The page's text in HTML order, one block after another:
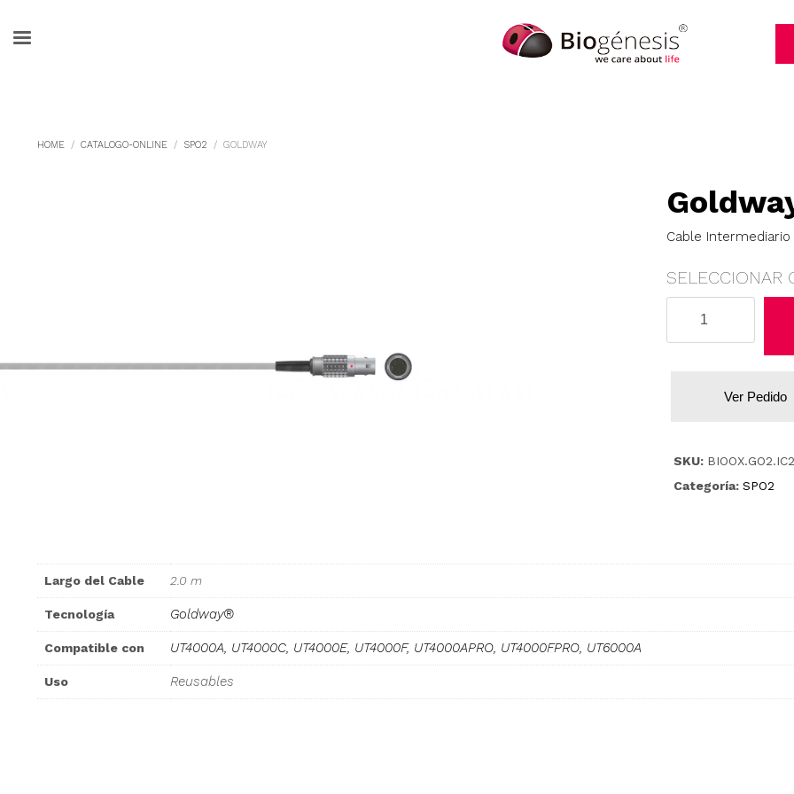
HOME CATALOGO-ONLINE SPO2 GOLDWAY
Cable
SELECCIONAR
Ver Pedido
SKU: BIOOX.GO2.IC2
Categoría: SPO2
Largo del Cable 2.0 m
Tecnología Goldway®
Compatible con UT4000A, UT4000C, UT4000E, UT4000F, UT4000APRO, UT4000FPRO, UT6000A
Uso Reusables